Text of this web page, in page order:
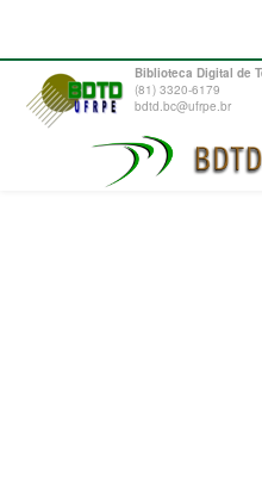
Biblioteca Digital de
(81) 3320-6179
bdtd.bc@ufrpe.br